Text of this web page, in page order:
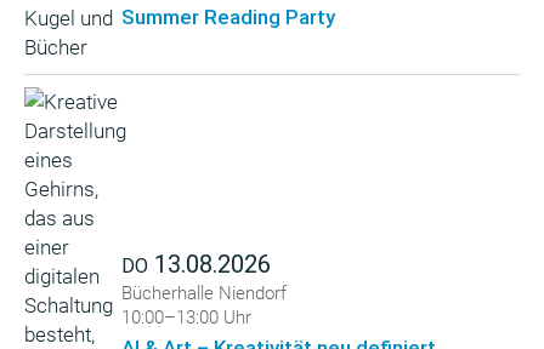
Summer Reading Party
DO 13.08.2026
Bücherhalle Niendorf
10:00–13:00 Uhr